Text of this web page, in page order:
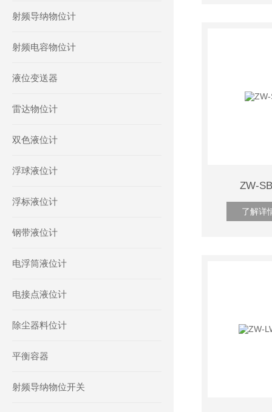
射频导纳物位计
射频电容物位计
液位变送器
雷达物位计
双色液位计
浮球液位计
浮标液位计
钢带液位计
电浮筒液位计
电接点液位计
除尘器料位计
平衡容器
射频导纳物位开关
ZW-
了解详